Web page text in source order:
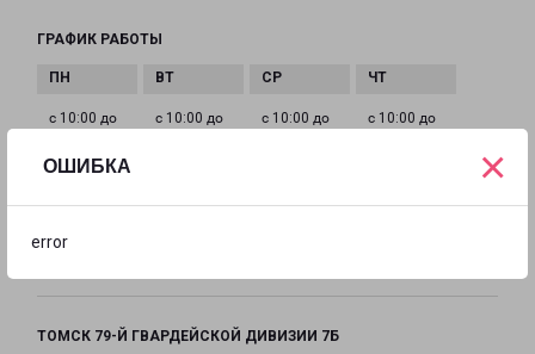
ОШИБКА
error
×
ГРАФИК РАБОТЫ
с 10:00 до
с 10:00 до
с 10:00 до
с 10:00 до
20:00
ТОМСК 79-Й ГВАРДЕЙСКОЙ ДИВИЗИИ 7Б